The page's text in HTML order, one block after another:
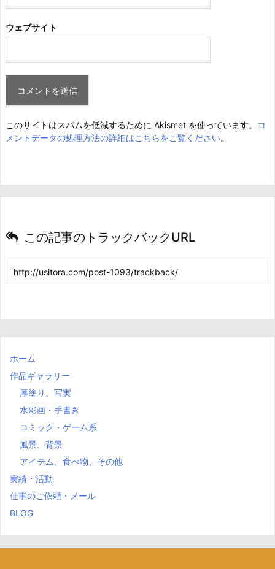
ウェブサイト
このサイトはスパムを低減するために Akismet を使っています。
コ
メントデータの処理方法の詳細はこちらをご覧ください。
この記事のトラックバックURL
ホーム
作品ギャラリー
厚塗り、写実
水彩画・手書き
コミック・ゲーム系
風景、背景
アイテム、食べ物、その他
実績・活動
仕事のご依頼・メール
BLOG